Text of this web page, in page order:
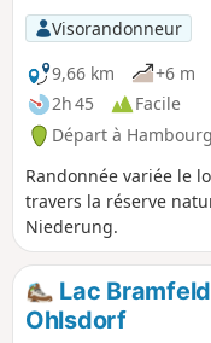
Visorandonneur
9,66 km
+6 m
2h 45
Facile
Départ à Hambourg
Randonnée variée le
travers la réserve
Niederung.
Lac
Ohlsdorf